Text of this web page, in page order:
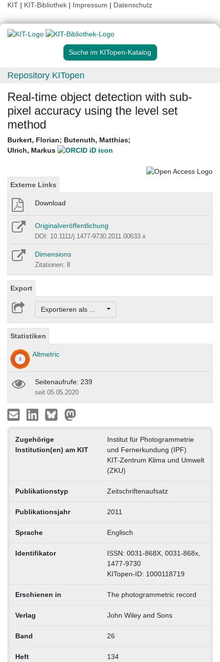
KIT | KIT-Bibliothek | Impressum | Datenschutz
Suche im KITopen-Katalog
Repository KITopen
Real-time object detection with sub-
pixel accuracy using the level set
method
Burkert, Florian; Butenuth, Matthias;
Ulrich, Markus
Externe Links
Download
Originalveröffentlichung
DOI: 10.1111/j.1477-9730.2011.00633.x
Dimensions
Zitationen: 8
Export
Exportieren als ...
Statistiken
Altmetric
Seitenaufrufe: 239
seit 05.05.2020
Zugehörige
Institution(en) am KIT
Institut für Photogrammetrie
und Fernerkundung (IPF)
KIT-Zentrum Klima und Umwelt
(ZKU)
Publikationstyp Zeitschriftenaufsatz
Publikationsjahr 2011
Sprache Englisch
Identifikator
ISSN: 0031-868X, 0031-868x,
1477-9730
KITopen-ID: 1000118719
Erschienen in The photogrammetric record
Verlag John Wiley and Sons
Band 26
Heft 134